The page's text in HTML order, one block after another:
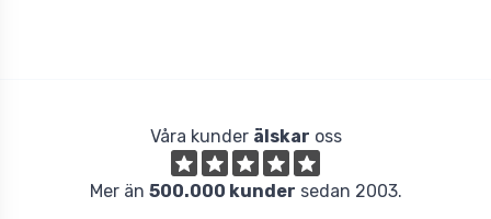
Våra kunder älskar oss
Mer än 500.000 kunder sedan 2003.